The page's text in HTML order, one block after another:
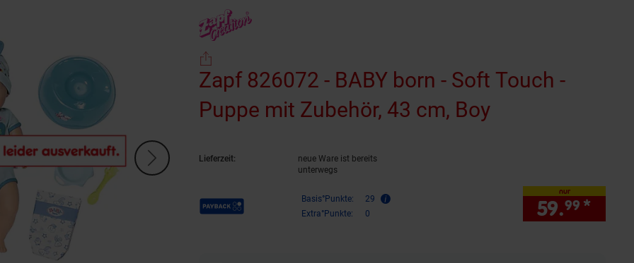
Zapf 826072 - BABY born - Soft Touch -
Puppe mit Zubehör, 43 cm, Boy(Produkt
Lieferzeit:
neue Ware ist bereits
unterwegs
Payback Punkte Basis°Punkte:
29
Extra°Punkte:
0
nur
59.99 *